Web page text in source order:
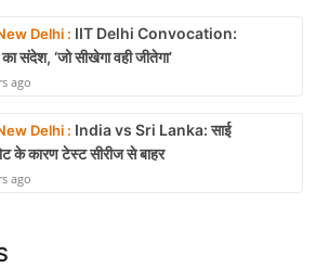
Delhi : IIT Delhi Convocation:
संदेश, ‘जो सीखेगा वही जीतेगा’
ago
Delhi : India vs Sri Lanka: साई
के कारण टेस्ट सीरीज से बाहर
ago